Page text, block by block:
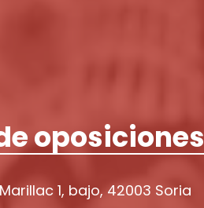
oposiciones
1, bajo, 42003 Soria